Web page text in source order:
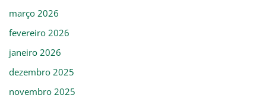
março 2026
fevereiro 2026
janeiro 2026
dezembro 2025
novembro 2025